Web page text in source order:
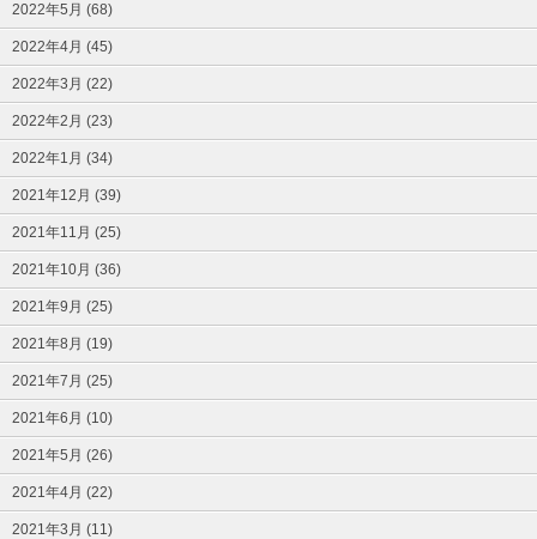
2022年5月 (68)
2022年4月 (45)
2022年3月 (22)
2022年2月 (23)
2022年1月 (34)
2021年12月 (39)
2021年11月 (25)
2021年10月 (36)
2021年9月 (25)
2021年8月 (19)
2021年7月 (25)
2021年6月 (10)
2021年5月 (26)
2021年4月 (22)
2021年3月 (11)